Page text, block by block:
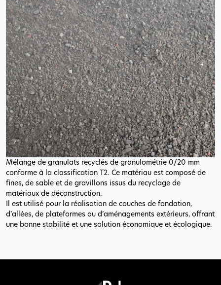
Mélange de granulats recyclés de granulométrie 0/20 mm
conforme à la classification T2. Ce matériau est composé de
fines, de sable et de gravillons issus du recyclage de
matériaux de déconstruction.
Il est utilisé pour la réalisation de couches de fondation,
d’allées, de plateformes ou d’aménagements extérieurs, offrant
une bonne stabilité et une solution économique et écologique.